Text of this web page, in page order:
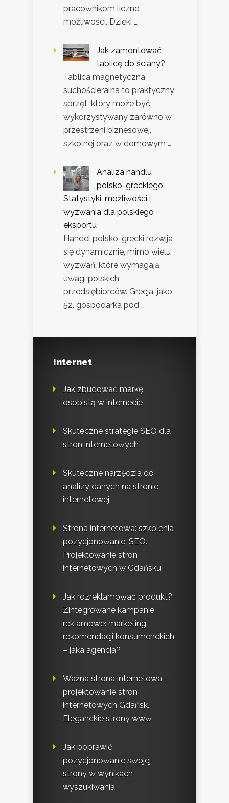
pracownikom liczne
możliwości. Dzięki …
Jak zamontować
tablicę do ściany?
Tablica magnetyczna
suchościeralna to praktyczny
sprzęt, który może być
wykorzystywany zarówno w
przestrzeni biznesowej,
szkolnej oraz w domowym …
Analiza handlu
polsko-greckiego:
Statystyki, możliwości i
wyzwania dla polskiego
eksportu
Handel polsko-grecki rozwija
się dynamicznie, mimo wielu
wyzwań, które wymagają
uwagi polskich
przedsiębiorców. Grecja, jako
52. gospodarka pod …
Internet
Jak zbudować markę
osobistą w internecie
Skuteczne strategie SEO dla
stron internetowych
Skuteczne narzędzia do
analizy danych na stronie
internetowej
Strona internetowa: szkolenia
pozycjonowanie, SEO.
Projektowanie stron
internetowych w Gdańsku
Jak rozreklamować produkt?
Zintegrowane kampanie
reklamowe: marketing
rekomendacji konsumenckich
– jaka agencja?
Ważna strona internetowa –
projektowanie stron
internetowych Gdańsk.
Eleganckie strony www
Jak poprawić
pozycjonowanie swojej
strony w wynikach
wyszukiwania